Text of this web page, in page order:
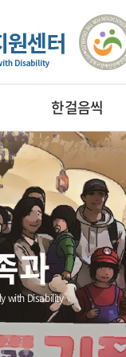
한걸음씩
과
with Disability